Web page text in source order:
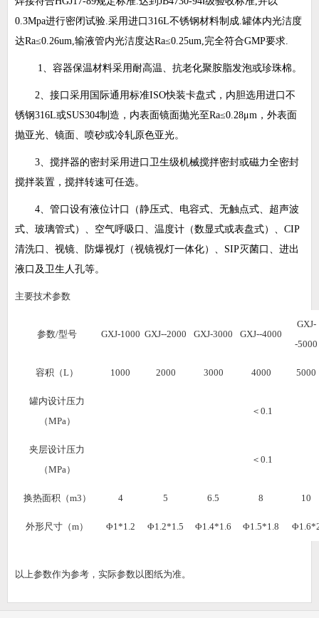
0.3Mpa进行密闭试验.采用进口 316L不锈钢材料制成.罐体内光洁度
达Ra≤0.26um,输液管内光洁度达Ra≤0.25um,完全符合GMP要求.
1、容器保温材料采用耐高温、抗老化聚胺脂发泡或珍珠棉。
2、接口采用国际通用标准ISO快装卡盘式，内胆选用进口不
锈钢316L或SUS304制造，内表面镜面抛光至Ra≤0.28μm ，外表面
抛亚光、镜面、喷砂或冷轧原色亚光。
3、搅拌器的密封采用进口卫生级机械搅拌密封或磁力全密封
搅拌装置，搅拌转速可任选。
4、管口设有液位计口（静压式、电容式、无触点式、超声波
式、玻璃管式）、空气呼吸口、温度计（数显式或表盘式）、 CIP
清洗口、视镜、防爆视灯（视镜视灯一体化）、 SIP灭菌口、进出
液口及卫生人孔等。
主要技术参数
参数/型号 GXJ-1000 GXJ--2000 GXJ-3000 GXJ--4000
GXJ-
-5000
容积（L） 1000 2000 3000 4000 5000
罐内设计压力
（MPa）
＜ 0.1
夹层设计压力
（MPa）
＜ 0.1
换热面积（m3 ） 4 5 6.5 8 10
外形尺寸（m） Φ1*1.2 Φ1.2*1.5 Φ1.4*1.6 Φ1.5*1.8 Φ
以上参数作为参考，实际参数以图纸为准。